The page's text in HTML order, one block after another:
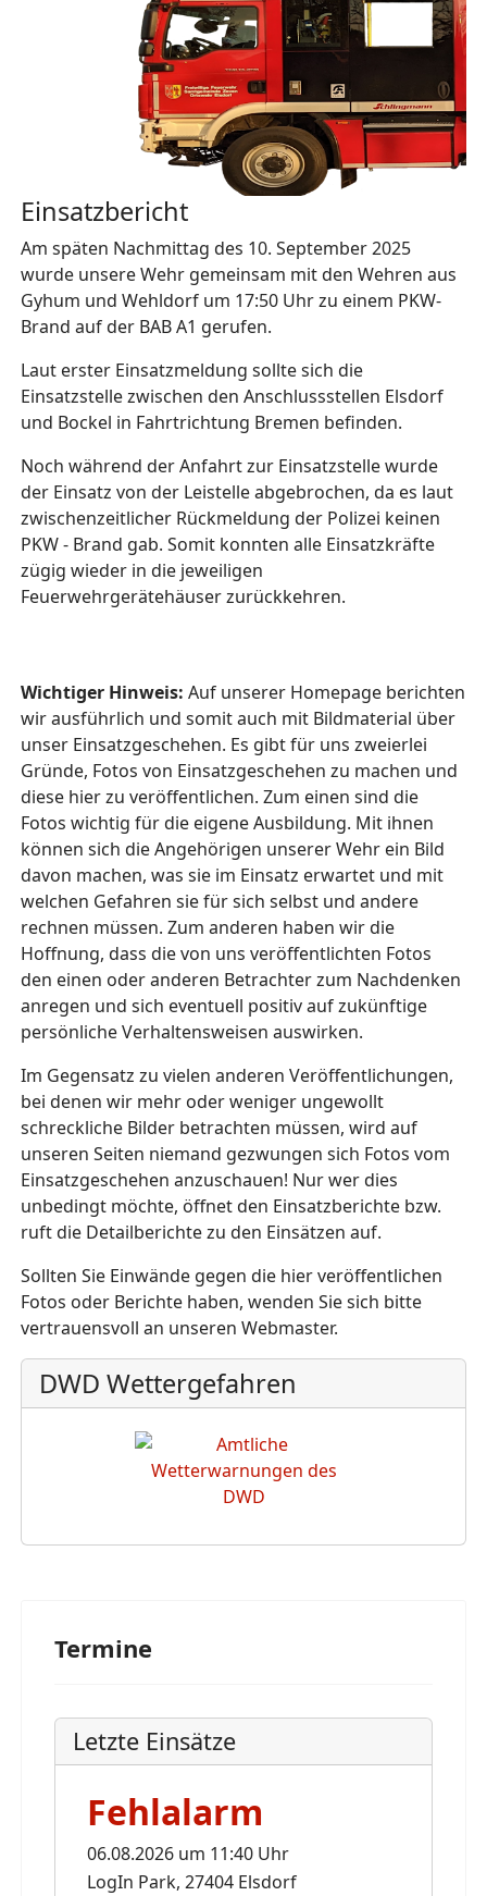
Einsatzbericht
Am späten Nachmittag des 10. September 2025
wurde unsere Wehr gemeinsam mit den Wehren aus
Gyhum und Wehldorf um 17:50 Uhr zu einem PKW-
Brand auf der BAB A1 gerufen.
Laut erster Einsatzmeldung sollte sich die
Einsatzstelle zwischen den Anschlussstellen Elsdorf
und Bockel in Fahrtrichtung Bremen befinden.
Noch während der Anfahrt zur Einsatzstelle wurde
der Einsatz von der Leistelle abgebrochen, da es laut
zwischenzeitlicher Rückmeldung der Polizei keinen
PKW - Brand gab. Somit konnten alle Einsatzkräfte
zügig wieder in die jeweiligen
Feuerwehrgerätehäuser zurückkehren.
Wichtiger Hinweis: Auf unserer Homepage berichten
wir ausführlich und somit auch mit Bildmaterial über
unser Einsatzgeschehen. Es gibt für uns zweierlei
Gründe, Fotos von Einsatzgeschehen zu machen und
diese hier zu veröffentlichen. Zum einen sind die
Fotos wichtig für die eigene Ausbildung. Mit ihnen
können sich die Angehörigen unserer Wehr ein Bild
davon machen, was sie im Einsatz erwartet und mit
welchen Gefahren sie für sich selbst und andere
rechnen müssen. Zum anderen haben wir die
Hoffnung, dass die von uns veröffentlichten Fotos
den einen oder anderen Betrachter zum Nachdenken
anregen und sich eventuell positiv auf zukünftige
persönliche Verhaltensweisen auswirken.
Im Gegensatz zu vielen anderen Veröffentlichungen,
bei denen wir mehr oder weniger ungewollt
schreckliche Bilder betrachten müssen, wird auf
unseren Seiten niemand gezwungen sich Fotos vom
Einsatzgeschehen anzuschauen! Nur wer dies
unbedingt möchte, öffnet den Einsatzberichte bzw.
ruft die Detailberichte zu den Einsätzen auf.
Sollten Sie Einwände gegen die hier veröffentlichen
Fotos oder Berichte haben, wenden Sie sich bitte
vertrauensvoll an unseren Webmaster.
DWD Wettergefahren
Termine
Letzte Einsätze
Fehlalarm
06.08.2026 um 11:40 Uhr
LogIn Park, 27404 Elsdorf